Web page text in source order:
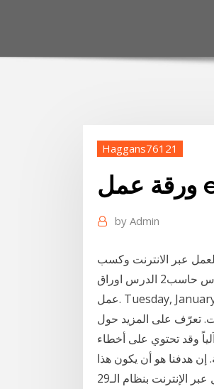
Haggans76121
by Admin
لهذا اليك أكثر من 33 طريقة مجدية للعمل عبر الانترنت وكسب
المال سواء كنت ترغب بكسب بضع دولارات أو بدء مهنة جديدة اوراق عمل للدرس حاسب2 الدرس اوراق
عمل. Tuesday, January 19th 2021 28-استراتيجية ورقة الدقيقة الواحدة التدريب الأول – التسوق و
تعرّف على المزيد حول
وقد تحتوي على أخطاء
إن هدفنا هو أن يكون هذا
29‏‏/1‏‏/1436 بعد الهجرة 1.2 ما هى المهارات المطلوبه للعمل عبر الإنترنت بنظام الـ FreeLancing; 1.3 مزايا